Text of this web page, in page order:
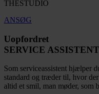
THESTUDIO
ANSØG
Uopfordret
SERVICE
Som serviceassistent hjælper
standard og træder til, hvor
altid et smil, man møder, som